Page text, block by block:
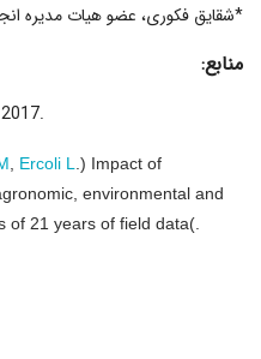
*شقایق فکوری، عضو هیات مدیره
منابع:
, Ercoli L.) Impact of
environmental and
of 21 years of field data(.